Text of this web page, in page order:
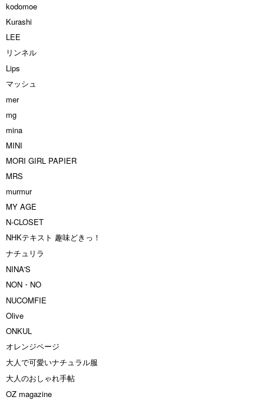
kodomoe
Kurashi
LEE
リンネル
Lips
マッシュ
mer
mg
mina
MINI
MORI GIRL PAPIER
MRS
murmur
MY AGE
N-CLOSET
NHKテキスト 趣味どきっ！
ナチュリラ
NINA'S
NON・NO
NUCOMFIE
Olive
ONKUL
オレンジページ
大人で可愛いナチュラル服
大人のおしゃれ手帖
OZ magazine